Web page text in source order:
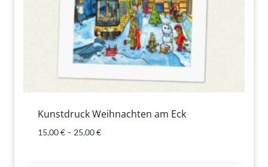
Kunstdruck Weihnachten am Eck
15,00€ – 25,00€